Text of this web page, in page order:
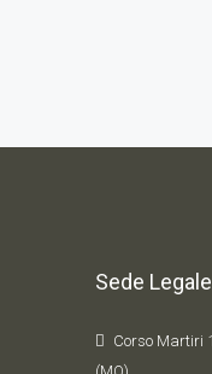
Sede Legale
Corso Martiri